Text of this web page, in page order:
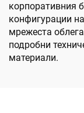
корпоративния
конфигурации
мрежеста
подробни
материали.